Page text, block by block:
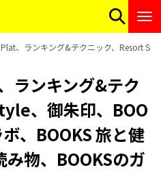
、ランキング&テクニック、Resort
ランキング&テク
、御朱印、BOO
、BOOKS 旅と健
み物、BOOKSのガ